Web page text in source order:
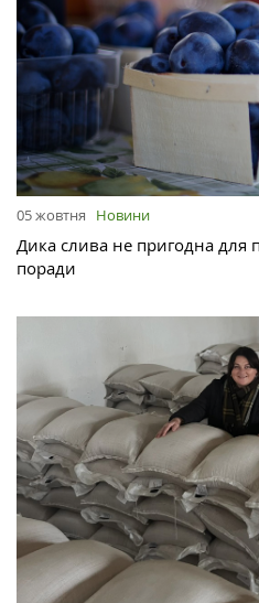
05 жовтня Новини
Дика слива не пригодна для
поради